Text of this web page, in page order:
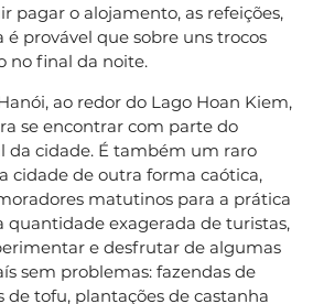
pagar o alojamento, as refeições,
provável que sobre uns trocos
no final da noite.
ao redor do Lago Hoan Kiem,
se encontrar com parte do
da cidade. É também um raro
cidade de outra forma caótica,
matutinos para a prática
quantidade exagerada de turistas,
e desfrutar de algumas
sem problemas: fazendas de
de tofu, plantações de castanha